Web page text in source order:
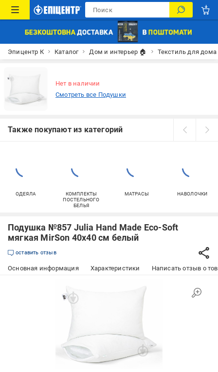
Эпицентр К Каталог Дом и интерьер 🏠 Текстиль для дома
Нет в наличии
Смотреть все Подушки
Также покупают из категорий
ОДЕЯЛА
КОМПЛЕКТЫ
ПОСТЕЛЬНОГО
БЕЛЬЯ
МАТРАСЫ НАВОЛОЧКИ
Подушка №857 Julia Hand Made Eco-Soft
мягкая MirSon 40x40 см белый
оставить отзыв
Основная информация Характеристики Написать отзыв о